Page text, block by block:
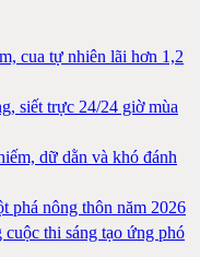
cua tự nhiên lãi hơn 1,2
siết trực 24/24 giờ mùa
dữ dằn và khó đánh
phá nông thôn năm 2026
thi sáng tạo ứng phó